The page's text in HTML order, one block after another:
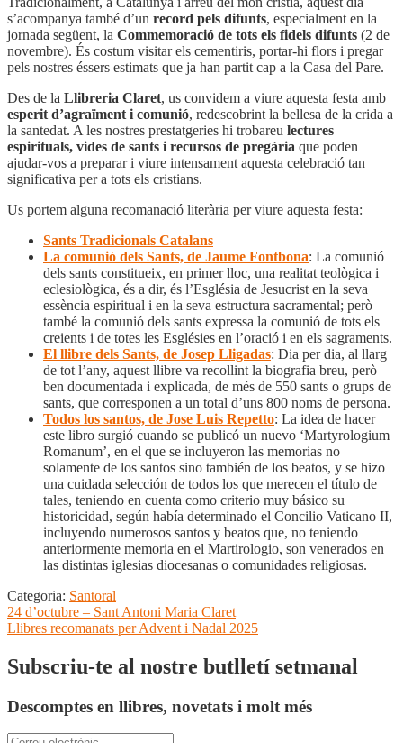
s’acompanya també d’un record pels difunts, especialment en la
jornada següent, la Commemoració de tots els fidels difunts (2 de
novembre). És costum visitar els cementiris, portar-hi flors i pregar
pels nostres éssers estimats que ja han partit cap a la Casa del Pare.
Des de la Llibreria Claret, us convidem a viure aquesta festa amb
esperit d’agraïment i comunió, redescobrint la bellesa de la crida a
la santedat. A les nostres prestatgeries hi trobareu lectures
espirituals, vides de sants i recursos de pregària que poden
ajudar-vos a preparar i viure intensament aquesta celebració tan
significativa per a tots els cristians.
Us portem alguna recomanació literària per viure aquesta festa:
Sants Tradicionals Catalans
La comunió dels Sants, de Jaume Fontbona: La comunió
dels sants constitueix, en primer lloc, una realitat teològica i
eclesiològica, és a dir, és l’Església de Jesucrist en la seva
essència espiritual i en la seva estructura sacramental; però
també la comunió dels sants expressa la comunió de tots els
creients i de totes les Esglésies en l’oració i en els sagraments.
El llibre dels Sants, de Josep Lligadas: Dia per dia, al llarg
de tot l’any, aquest llibre va recollint la biografia breu, però
ben documentada i explicada, de més de 550 sants o grups de
sants, que corresponen a un total d’uns 800 noms de persona.
Todos los santos, de Jose Luis Repetto: La idea de hacer
este libro surgió cuando se publicó un nuevo ‘Martyrologium
Romanum’, en el que se incluyeron las memorias no
solamente de los santos sino también de los beatos, y se hizo
una cuidada selección de todos los que merecen el título de
tales, teniendo en cuenta como criterio muy básico su
historicidad, según había determinado el Concilio Vaticano II,
incluyendo numerosos santos y beatos que, no teniendo
anteriormente memoria en el Martirologio, son venerados en
las distintas iglesias diocesanas o comunidades religiosas.
Categoria: Santoral
Navegació
d'entrades
Entrada
anterior:
24 d’octubre – Sant Antoni Maria Claret
Pròxima
Llibres recomanats per Advent i Nadal 2025
Subscriu-te al nostre butlletí setmanal
Descomptes en llibres, novetats i molt més